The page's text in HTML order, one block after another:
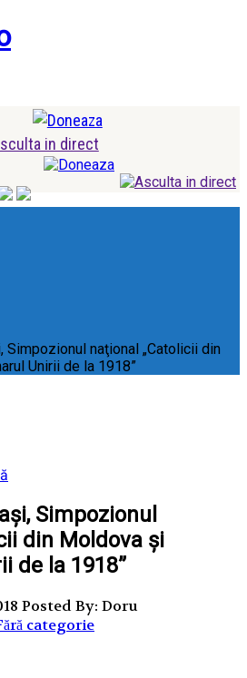
Simpozionul naţional „Catolicii din
Unirii de la 1918”
Simpozionul
din Moldova şi
de la 1918”
Posted By: Doru
categorie